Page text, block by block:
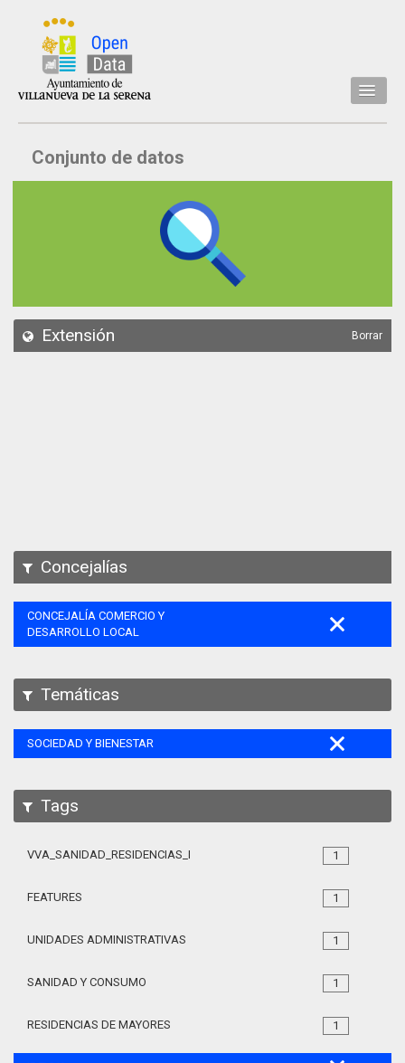
Inicio
Datos
API
Conjunto de datos
Extensión Borrar
Concejalías
CONCEJALÍA COMERCIO Y
DESARROLLO LOCAL
Temáticas
SOCIEDAD Y BIENESTAR
Tags
1
VVA_SANIDAD_RESIDENCIAS_MAYORES_105
1
FEATURES
1
UNIDADES ADMINISTRATIVAS
1
SANIDAD Y CONSUMO
1
RESIDENCIAS DE MAYORES